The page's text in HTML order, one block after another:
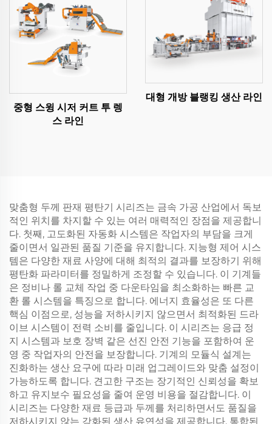
중형 스윙 시저 커트 투 렝
스 라인
대형 개방 블랭킹 생산 라인
맞춤형 두께 판재 평탄기 시리즈는 금속 가공 산업에서 독보
적인 위치를 차지할 수 있는 여러 매력적인 장점을 제공합니
다. 첫째, 고도화된 자동화 시스템은 작업자의 부담을 크게
줄이면서 일관된 품질 기준을 유지합니다. 지능형 제어 시스
템은 다양한 재료 사양에 대해 최적의 결과를 보장하기 위해
평탄화 파라미터를 정밀하게 조정할 수 있습니다. 이 기계들
은 정비나 롤 교체 작업 중 다운타임을 최소화하는 빠른 교
환 롤 시스템을 특징으로 합니다. 에너지 효율성은 또 다른
핵심 이점으로, 성능을 저하시키지 않으면서 최적화된 드라
이브 시스템이 전력 소비를 줄입니다. 이 시리즈는 응급 정
지 시스템과 보호 장벽 같은 선진 안전 기능을 포함하여 운
영 중 작업자의 안전을 보장합니다. 기계의 모듈식 설계는
진화하는 생산 요구에 따라 미래 업그레이드와 맞춤 설정이
가능하도록 합니다. 견고한 구조는 장기적인 신뢰성을 확보
하고 유지보수 필요성을 줄여 운영 비용을 절감합니다. 이
시리즈는 다양한 재료 등급과 두께를 처리하면서도 품질을
저하시키지 않는 강화된 생산 유연성을 제공합니다. 통합된